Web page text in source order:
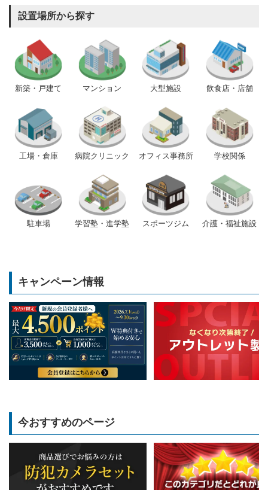
設置場所から探す
新築・戸建て マンション 大型施設 飲食店・店舗
工場・倉庫 病院クリニック オフィス事務所 学校関係
駐車場 学習塾・進学塾 スポーツジム 介護・福祉施設
キャンペーン情報
今おすすめのページ